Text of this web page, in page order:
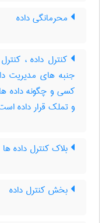
محرمانگی داده
کنترل داده ،
جنبه های
کسی و چگونه داده ها
و تملک قرار داده
بلاک کنترل داده ها
بخش کنترل داده